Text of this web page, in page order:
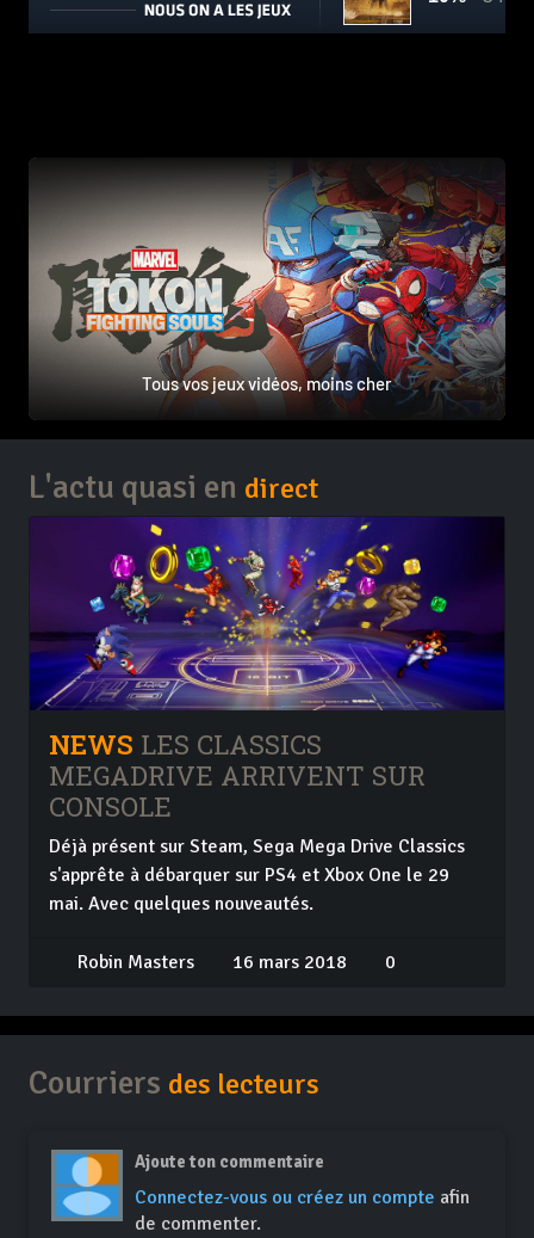
Tous vos jeux vidéos, moins cher
L'actu quasi en direct
NEWS LES CLASSICS
MEGADRIVE ARRIVENT SUR
CONSOLE
Déjà présent sur Steam, Sega Mega Drive Classics
s'apprête à débarquer sur PS4 et Xbox One le 29
mai. Avec quelques nouveautés.
Robin Masters 16 mars 2018 0
Courriers des lecteurs
Ajoute ton commentaire
Connectez-vous ou créez un compte afin
de commenter.